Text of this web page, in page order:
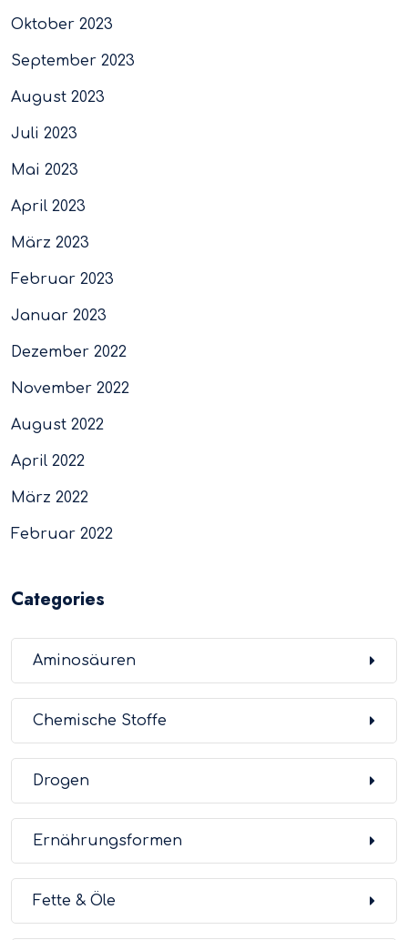
Oktober 2023
September 2023
August 2023
Juli 2023
Mai 2023
April 2023
März 2023
Februar 2023
Januar 2023
Dezember 2022
November 2022
August 2022
April 2022
März 2022
Februar 2022
Categories
Aminosäuren
Chemische Stoffe
Drogen
Ernährungsformen
Fette & Öle